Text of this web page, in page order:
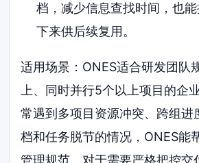
档，减少信息查找时间，也
下来供后续复用。
适用场景：ONES适合研发团队
上、同时并行5个以上项目的企
常遇到多项目资源冲突、跨组进
档和任务脱节的情况，ONES能